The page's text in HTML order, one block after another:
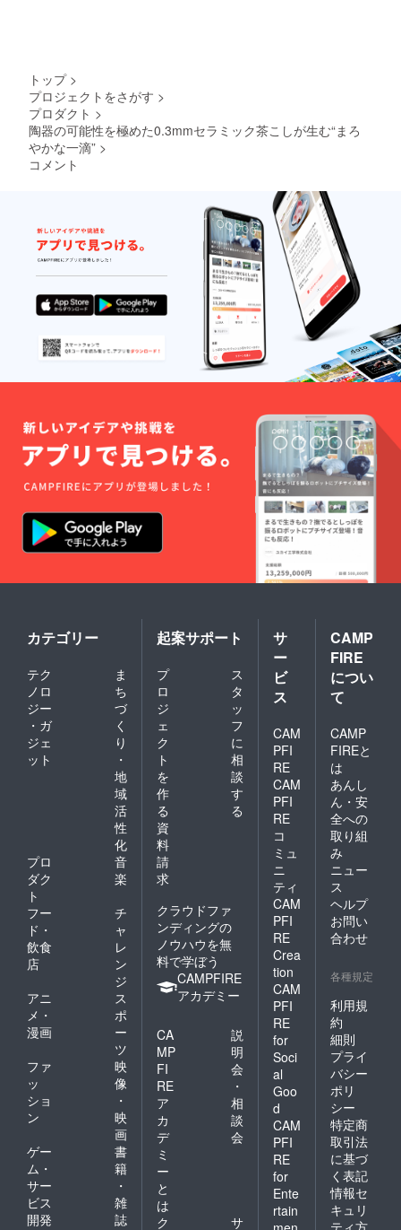
トップ >
プロジェクトをさがす >
プロダクト >
陶器の可能性を極めた0.3mmセラミック茶こしが生む“まろ
やかな一滴” >
コメント
カテゴリー
テク
ノロ
ジー
・ガ
ジェ
ット
ま
ち
づ
く
り
・
地
域
活
性
化
プロ
ダク
ト
音
楽
フー
ド・
飲食
店
チ
ャ
レ
ン
ジ
アニ
メ・
漫画
ス
ポ
ー
ツ
ファ
ッ
ショ
ン
映
像
・
映
画
ゲー
ム・
サー
ビス
開発
書
籍
・
雑
誌
起案サポート
プ
ロ
ジ
ェ
ク
ト
を
作
る
ス
タ
ッ
フ
に
相
談
す
る
資
料
請
求
クラウドファ
ンディングの
ノウハウを無
料で学ぼう
CAMPFIRE
アカデミー
CA
MP
FI
RE
ア
カ
デ
ミ
ー
と
は
説
明
会
・
相
談
会
ク サ
サ
ー
ビ
ス
CAM
PFI
RE
CAM
PFI
RE
コ
ミュ
ニ
ティ
CAM
PFI
RE
Crea
tion
CAM
PFI
RE
for
Soci
al
Goo
d
CAM
PFI
RE
for
Ente
rtain
CAMP
FIRE
につい
て
CAMP
FIREと
は
あんし
ん・安
全への
取り組
み
ニュー
ス
ヘルプ
お問い
合わせ
各種規定
利用規
約
細則
プライ
バシー
ポリ
シー
特定商
取引法
に基づ
く表記
情報セ
キュリ